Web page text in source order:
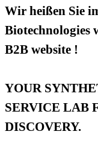
Wir heißen Sie
Biotechnologies
B2B website !
YOUR
SERVICE LAB
DISCOVERY.